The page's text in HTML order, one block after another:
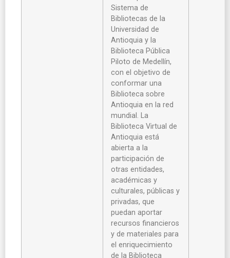
Sistema de
Bibliotecas de la
Universidad de
Antioquia y la
Biblioteca Pública
Piloto de Medellín,
con el objetivo de
conformar una
Biblioteca sobre
Antioquia en la red
mundial. La
Biblioteca Virtual de
Antioquia está
abierta a la
participación de
otras entidades,
académicas y
culturales, públicas y
privadas, que
puedan aportar
recursos financieros
y de materiales para
el enriquecimiento
de la Biblioteca